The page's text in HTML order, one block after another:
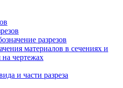
разрезов
материалов в сечениях и
чертежах
и части разреза